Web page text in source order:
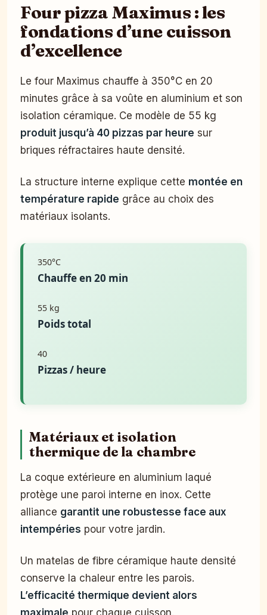
Four pizza Maximus : les
fondations d’une cuisson
d’excellence
Le four Maximus chauffe à 350°C en 20
minutes grâce à sa voûte en aluminium et son
isolation céramique. Ce modèle de 55 kg
produit jusqu’à 40 pizzas par heure sur
briques réfractaires haute densité.
La structure interne explique cette montée en
température rapide grâce au choix des
matériaux isolants.
350°C
Chauffe en 20 min
55 kg
Poids total
40
Pizzas / heure
Matériaux et isolation
thermique de la chambre
La coque extérieure en aluminium laqué
protège une paroi interne en inox. Cette
alliance garantit une robustesse face aux
intempéries pour votre jardin.
Un matelas de fibre céramique haute densité
conserve la chaleur entre les parois.
L’efficacité thermique devient alors
maximale pour chaque cuisson.